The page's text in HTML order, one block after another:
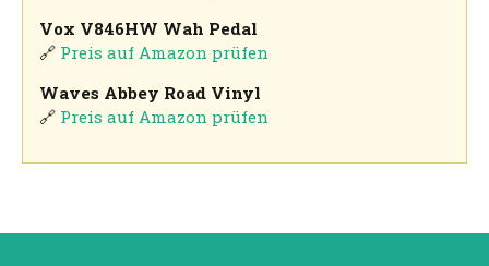
Vox V846HW Wah Pedal
🔗 Preis auf Amazon prüfen
Waves Abbey Road Vinyl
🔗 Preis auf Amazon prüfen